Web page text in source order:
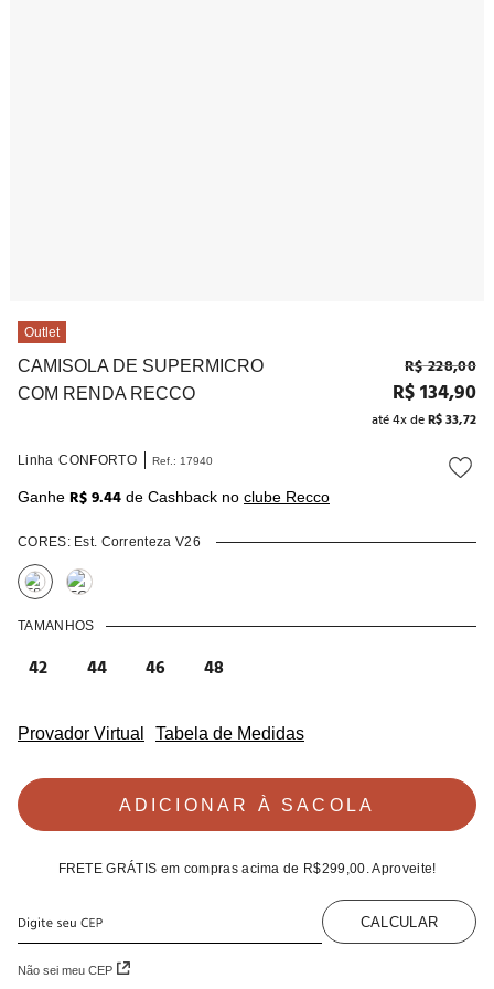
Outlet
CAMISOLA DE SUPERMICRO
COM RENDA RECCO
R$228,00
R$134,90
até4x deR$33,72
Linha CONFORTO Ref. : 17940
Ganhe R$ 9.44 de Cashback no clube Recco
CORES: Est. Correnteza V26
TAMANHOS
48
42 44 46
Provador Virtual Tabela de Medidas
ADICIONAR À SACOLA
FRETE GRÁTIS em compras acima de R$299,00. Aproveite!
Não sei meu CEP
CALCULAR